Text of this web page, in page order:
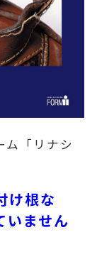
ム「リナシ
け根な
いません